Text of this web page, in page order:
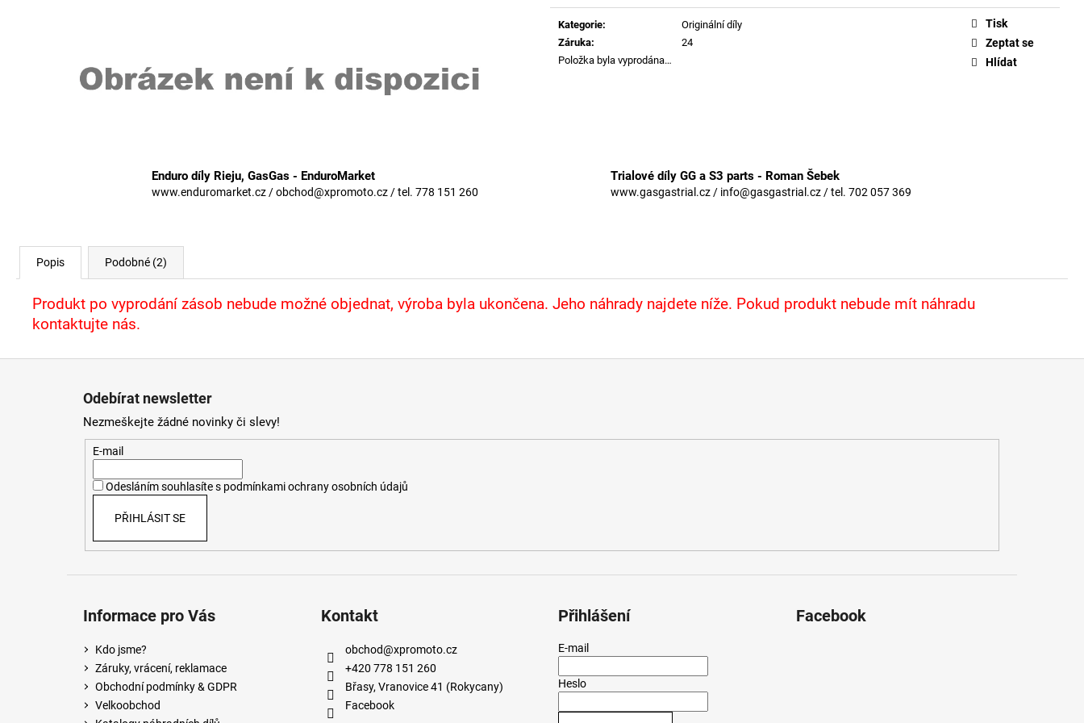
Měrná
cena:
Kategorie:
Originální díly
Záruka:
24
Položka byla vyprodána…
Tisk
Zeptat se
Hlídat
Enduro díly Rieju, GasGas - EnduroMarket
www.enduromarket.cz / obchod@xpromoto.cz / tel. 778 151 260
Trialové díly GG a S3 parts - Roman Šebek
www.gasgastrial.cz / info@gasgastrial.cz / tel. 702 057 369
Popis Podobné (2)
Produkt po vyprodání zásob nebude možné objednat, výroba byla ukončena. Jeho náhrady najdete níže. Pokud produkt nebude mít náhradu
kontaktujte nás.
Odebírat newsletter
Nezmeškejte žádné novinky či slevy!
E-mail
Odesláním souhlasíte s podmínkami ochrany osobních údajů
PŘIHLÁSIT SE
Informace pro Vás
Kdo jsme?
Záruky, vrácení, reklamace
Obchodní podmínky & GDPR
Velkoobchod
Kontakt
obchod@xpromoto.cz
+420 778 151 260
Břasy, Vranovice 41 (Rokycany)
Facebook
Přihlášení
E-mail
Heslo
Facebook